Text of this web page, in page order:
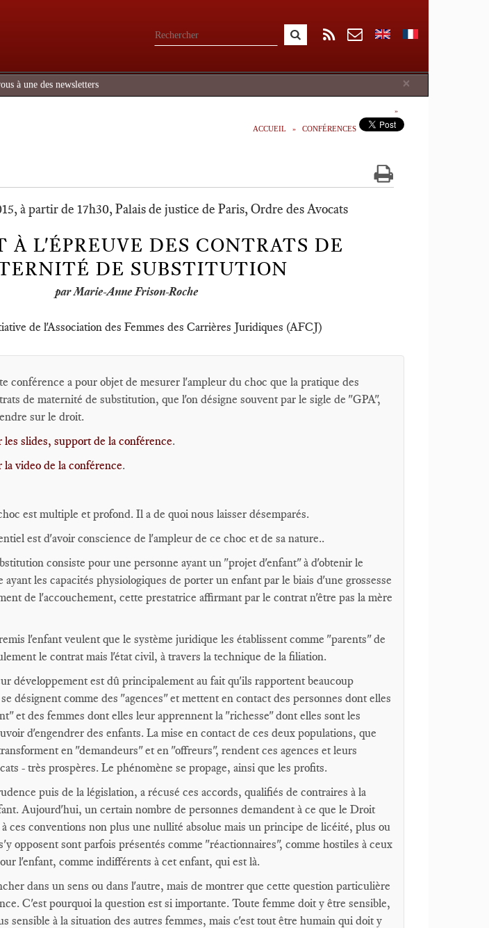
×
à une des newsletters
ACCUEIL CONFÉRENCES
à partir de 17h30, Palais de justice de Paris, Ordre des Avocats
À L'ÉPREUVE DES CONTRATS DE
DE SUBSTITUTION
par Marie-Anne Frison-Roche
de l'Association des Femmes des Carrières Juridiques (AFCJ)
conférence a pour objet de mesurer l'ampleur du choc que la pratique des
de maternité de substitution, que l'on désigne souvent par le sigle de "GPA",
sur le droit.
les slides, support de la conférence.
la video de la conférence.
est multiple et profond. Il a de quoi nous laisser désemparés.
est d'avoir conscience de l'ampleur de ce choc et de sa nature..
consiste pour une personne ayant un "projet d'enfant" à d'obtenir le
les capacités physiologiques de porter un enfant par le biais d'une grossesse
de l'accouchement, cette prestatrice affirmant par le contrat n'être pas la mère
l'enfant veulent que le système juridique les établissent comme "parents" de
le contrat mais l'état civil, à travers la technique de la filiation.
développement est dû principalement au fait qu'ils rapportent beaucoup
désignent comme des "agences" et mettent en contact des personnes dont elles
et des femmes dont elles leur apprennent la "richesse" dont elles sont les
d'engendrer des enfants. La mise en contact de ces deux populations, que
en "demandeurs" et en "offreurs", rendent ces agences et leurs
- très prospères. Le phénomène se propage, ainsi que les profits.
puis de la législation, a récusé ces accords, qualifiés de contraires à la
Aujourd'hui, un certain nombre de personnes demandent à ce que le Droit
ces conventions non plus une nullité absolue mais un principe de licéité, plus ou
opposent sont parfois présentés comme "réactionnaires", comme hostiles à ceux
l'enfant, comme indifférents à cet enfant, qui est là.
dans un sens ou dans l'autre, mais de montrer que cette question particulière
C'est pourquoi la question est si importante. Toute femme doit y être sensible,
sensible à la situation des autres femmes, mais c'est tout être humain qui doit y